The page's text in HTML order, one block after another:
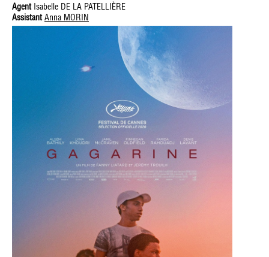
Agent Isabelle DE LA PATELLIÈRE
AssistantAnna MORIN